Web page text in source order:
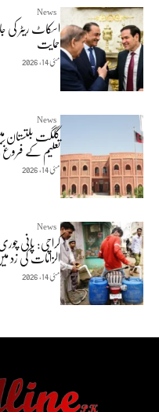
News
اسکاٹ ریٹر کی
حمایت
مئی 14, 2026
News
گلگت بلتستان
تعلیم کے
مئی 14, 2026
News
کراچی: پانی
الزامات کی زد
مئی 14, 2026